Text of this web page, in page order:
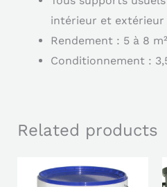
intérieur et extérieur
Rendement : 5 à 8
Conditionnement :
Related products